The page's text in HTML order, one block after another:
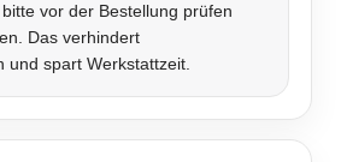
vor der Bestellung prüfen
Das verhindert
und spart Werkstattzeit.